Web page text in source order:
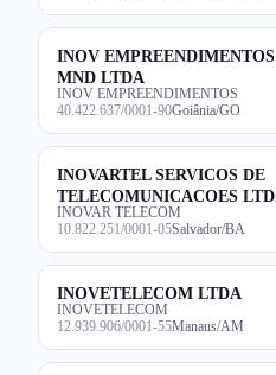
INOV
MND LTDA
INOV EMPREENDIMENTOS
40.422.637/0001-90Goiânia/GO
INOVARTEL SERVICOS DE
TELECOMUNICACOES
INOVAR TELECOM
10.822.251/0001-05Salvador/BA
INOVETELECOM LTDA
INOVETELECOM
12.939.906/0001-55Manaus/AM